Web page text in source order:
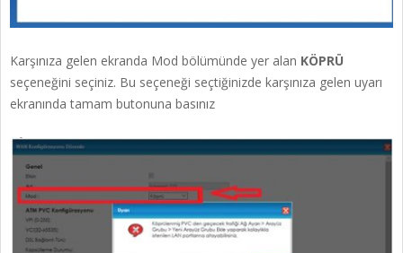
Karşınıza gelen ekranda Mod bölümünde yer alan KÖPRÜ
seçeneğini seçiniz. Bu seçeneği seçtiğinizde karşınıza gelen uyarı
ekranında tamam butonuna basınız